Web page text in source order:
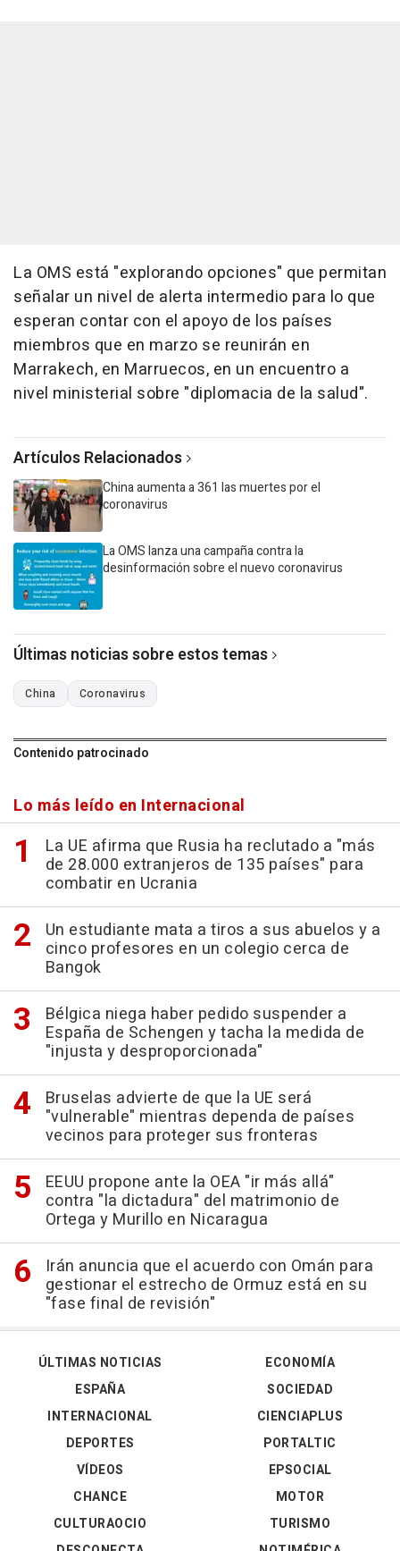
La OMS está "explorando opciones" que permitan
señalar un nivel de alerta intermedio para lo que
esperan contar con el apoyo de los países
miembros que en marzo se reunirán en
Marrakech, en Marruecos, en un encuentro a
nivel ministerial sobre "diplomacia de la salud".
Artículos Relacionados
China aumenta a 361 las muertes por el
coronavirus
La OMS lanza una campaña contra la
desinformación sobre el nuevo coronavirus
Últimas noticias sobre estos temas
China Coronavirus
Contenido patrocinado
Lo más leído en Internacional
La UE afirma que Rusia ha reclutado a "más
de 28.000 extranjeros de 135 países" para
combatir en Ucrania
Un estudiante mata a tiros a sus abuelos y a
cinco profesores en un colegio cerca de
Bangok
Bélgica niega haber pedido suspender a
España de Schengen y tacha la medida de
"injusta y desproporcionada"
Bruselas advierte de que la UE será
"vulnerable" mientras dependa de países
vecinos para proteger sus fronteras
EEUU propone ante la OEA "ir más allá"
contra "la dictadura" del matrimonio de
Ortega y Murillo en Nicaragua
Irán anuncia que el acuerdo con Omán para
gestionar el estrecho de Ormuz está en su
"fase final de revisión"
ÚLTIMAS NOTICIAS
ESPAÑA
INTERNACIONAL
DEPORTES
VÍDEOS
ECONOMÍA
SOCIEDAD
CIENCIAPLUS
PORTALTIC
EPSOCIAL
CHANCE
CULTURAOCIO
MOTOR
TURISMO